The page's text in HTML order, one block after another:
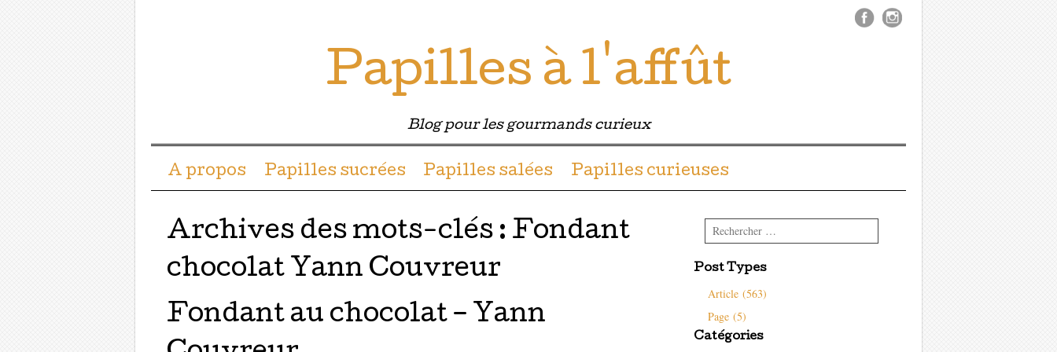
Papilles à l'affût
Blog pour les gourmands curieux
Menu ☰
Passer directement au contenu
A propos Papilles sucrées Papilles salées Papilles curieuses
Archives des mots-clés : Fondant
chocolat Yann Couvreur
Fondant au chocolat – Yann
Rechercher
Post Types
Article (563)
Page (5)
Catégories